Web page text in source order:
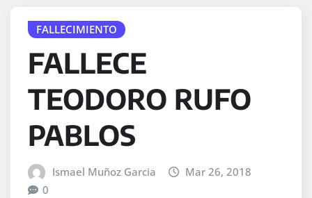
FALLECIMIENTO
FALLECE
TEODORO RUFO
PABLOS
Ismael Muñoz Garcia
Mar 26, 2018
0